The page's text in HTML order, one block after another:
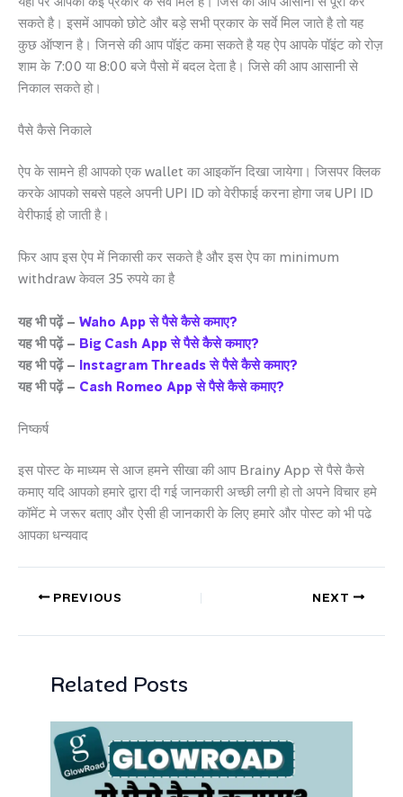
सकते है। इसमें आपको छोटे और बड़े सभी प्रकार के सर्वे मिल जाते है तो यह
कुछ ऑप्शन है। जिनसे की आप पॉइंट कमा सकते है यह ऐप आपके पॉइंट को रोज़
शाम के 7:00 या 8:00 बजे पैसो में बदल देता है। जिसे की आप आसानी से
निकाल सकते हो।
पैसे कैसे निकाले
ऐप के सामने ही आपको एक wallet का आइकॉन दिखा जायेगा। जिसपर क्लिक
करके आपको सबसे पहले अपनी UPI ID को वेरीफाई करना होगा जब UPI ID
वेरीफाई हो जाती है।
फिर आप इस ऐप में निकासी कर सकते है और इस ऐप का minimum
withdraw केवल 35 रुपये का है
यह भी पढ़ें – Waho App से पैसे कैसे कमाए?
यह भी पढ़ें – Big Cash App से पैसे कैसे कमाए?
यह भी पढ़ें – Instagram Threads से पैसे कैसे कमाए?
यह भी पढ़ें – Cash Romeo App से पैसे कैसे कमाए?
निष्कर्ष
इस पोस्ट के माध्यम से आज हमने सीखा की आप Brainy App से पैसे कैसे
कमाए यदि आपको हमारे द्वारा दी गई जानकारी अच्छी लगी हो तो अपने विचार हमे
कॉमेंट मे जरूर बताए और ऐसी ही जानकारी के लिए हमारे और पोस्ट को भी पढे
आपका धन्यवाद
PREVIOUS NEXT
Related Posts